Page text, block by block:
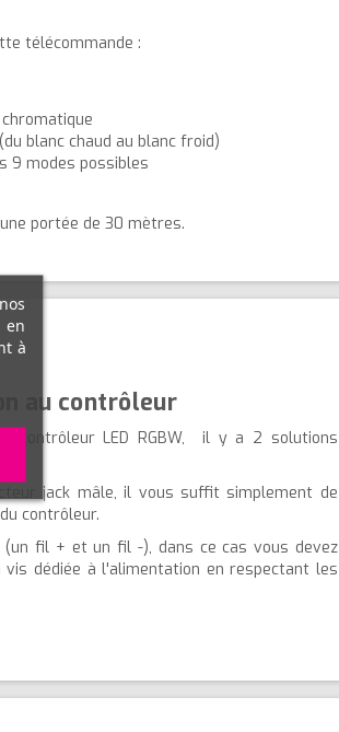
télécommande :
blanc chaud au blanc froid)
9 modes possibles
portée de 30 mètres.
au contrôleur
contrôleur LED RGBW, il y a 2 solutions
jack mâle, il vous suffit simplement de
contrôleur.
fil + et un fil -), dans ce cas vous devez
dédiée à l'alimentation en respectant les
à